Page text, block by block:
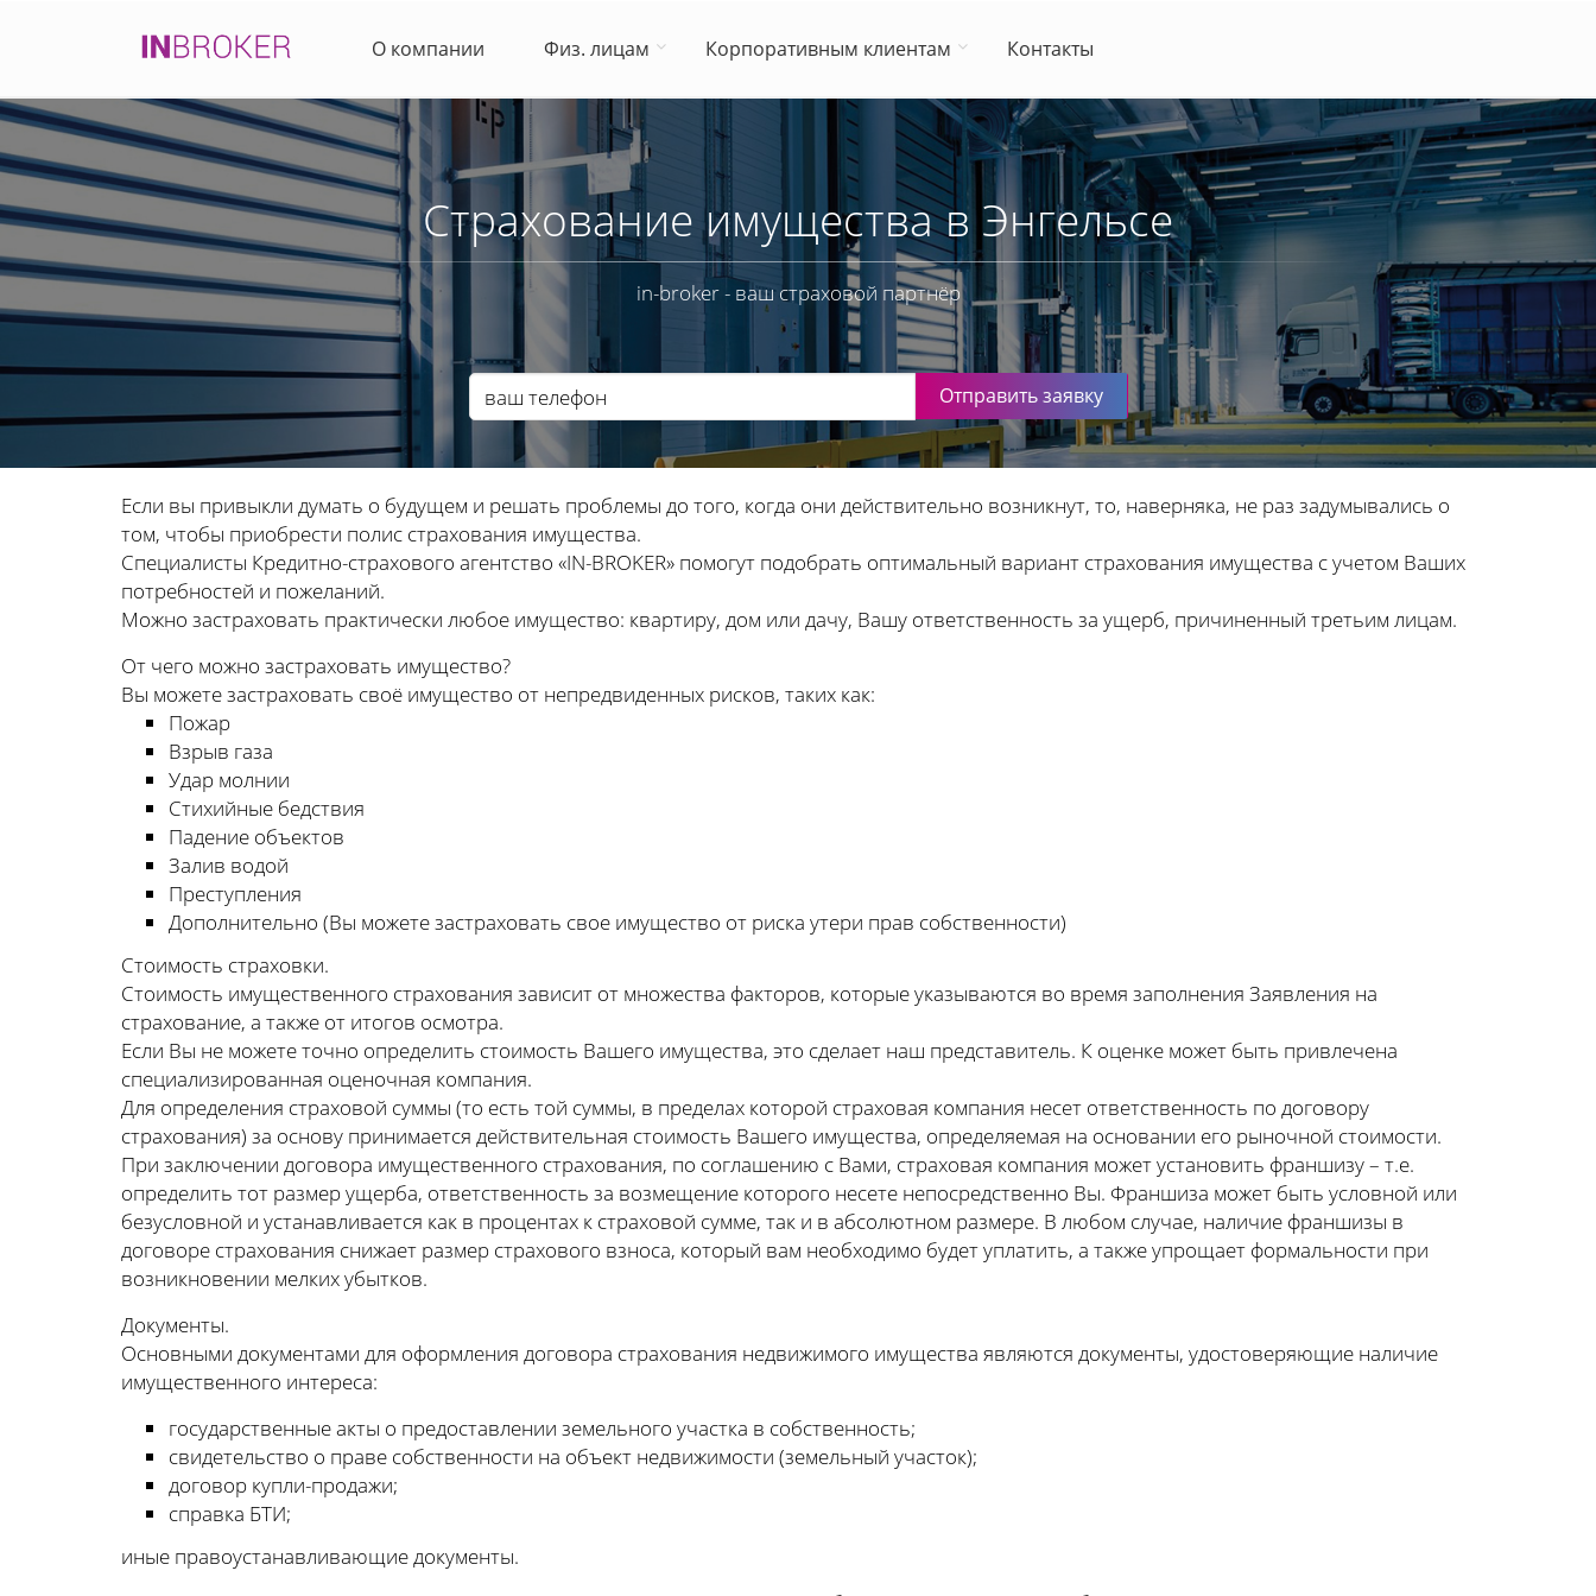
О компании Физ. лицам Корпоративным клиентам Контакты
Страхование имущества в Энгельсе
in-broker - ваш страховой партнёр
Отправить заявку
Если вы привыкли думать о будущем и решать проблемы до того, когда они действительно возникнут, то, наверняка, не раз задумывались о
том, чтобы приобрести полис страхования имущества.
Специалисты Кредитно-страхового агентство «IN-BROKER» помогут подобрать оптимальный вариант страхования имущества с учетом Ваших
потребностей и пожеланий.
Можно застраховать практически любое имущество: квартиру, дом или дачу, Вашу ответственность за ущерб, причиненный третьим лицам.
От чего можно застраховать имущество?
Вы можете застраховать своё имущество от непредвиденных рисков, таких как:
Пожар
Взрыв газа
Удар молнии
Стихийные бедствия
Падение объектов
Залив водой
Преступления
Дополнительно (Вы можете застраховать свое имущество от риска утери прав собственности)
Стоимость страховки.
Стоимость имущественного страхования зависит от множества факторов, которые указываются во время заполнения Заявления на
страхование, а также от итогов осмотра.
Если Вы не можете точно определить стоимость Вашего имущества, это сделает наш представитель. К оценке может быть привлечена
специализированная оценочная компания.
Для определения страховой суммы (то есть той суммы, в пределах которой страховая компания несет ответственность по договору
страхования) за основу принимается действительная стоимость Вашего имущества, определяемая на основании его рыночной стоимости.
При заключении договора имущественного страхования, по соглашению с Вами, страховая компания может установить франшизу – т.е.
определить тот размер ущерба, ответственность за возмещение которого несете непосредственно Вы. Франшиза может быть условной или
безусловной и устанавливается как в процентах к страховой сумме, так и в абсолютном размере. В любом случае, наличие франшизы в
договоре страхования снижает размер страхового взноса, который вам необходимо будет уплатить, а также упрощает формальности при
возникновении мелких убытков.
Документы.
Основными документами для оформления договора страхования недвижимого имущества являются документы, удостоверяющие наличие
имущественного интереса:
государственные акты о предоставлении земельного участка в собственность;
свидетельство о праве собственности на объект недвижимости (земельный участок);
договор купли-продажи;
справка БТИ;
иные правоустанавливающие документы.